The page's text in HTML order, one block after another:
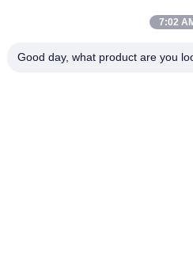
ควบคุมคุณ
ติดต่อเ
7:02
Good day, what product are you